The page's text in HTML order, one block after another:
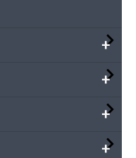
+
+
+
+